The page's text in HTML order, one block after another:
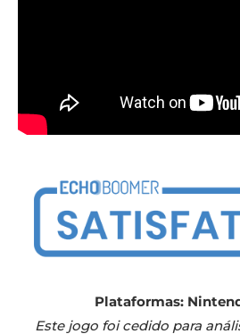
Plataformas:
Este jogo foi cedido para